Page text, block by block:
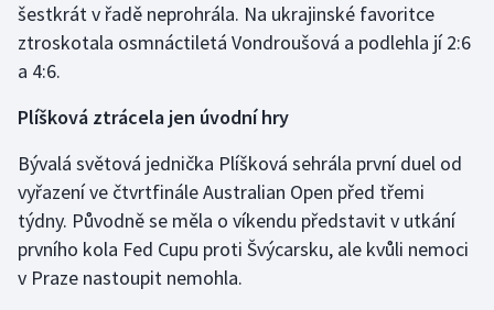
Olympijské hry
Parasport
Plavání
Plážový volejbal
Ragby
Rychlobruslení
šestkrát v řadě neprohrála. Na ukrajinské favoritce
ztroskotala osmnáctiletá Vondroušová a podlehla jí 2:6
a 4:6.
Plíšková ztrácela jen úvodní hry
Bývalá světová jednička Plíšková sehrála první duel od
vyřazení ve čtvrtfinále Australian Open před třemi
týdny. Původně se měla o víkendu představit v utkání
prvního kola Fed Cupu proti Švýcarsku, ale kvůli nemoci
v Praze nastoupit nemohla.